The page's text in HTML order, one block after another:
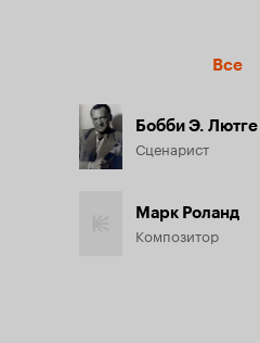
Все
Бобби Э. Лютге
Сценарист
Марк Роланд
Композитор